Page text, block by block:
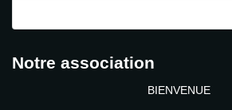
Notre association
BIENVENUE